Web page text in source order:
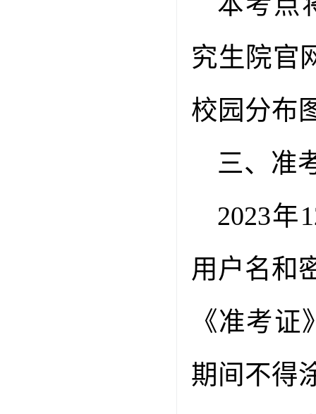
究生院官
校园分布
三、准
2023年
用户名和
《准考证
期间不得